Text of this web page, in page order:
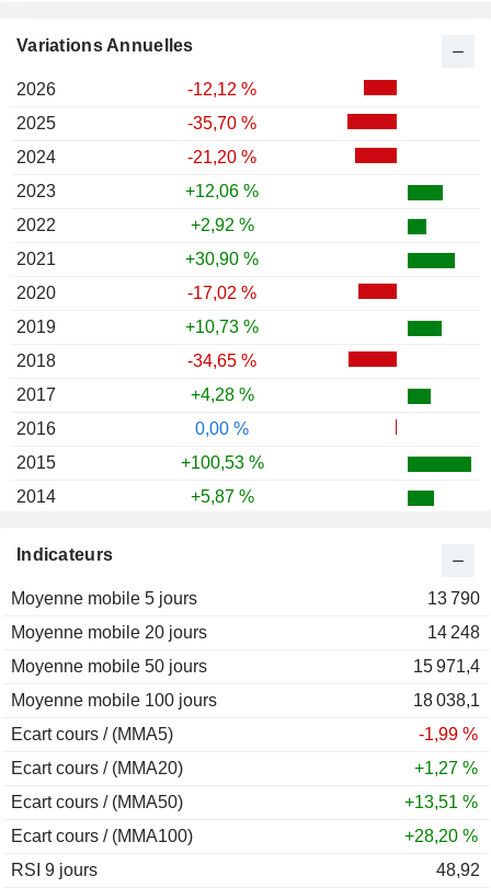
Indicateurs
Moyenne mobile 5 jours
13 790
Moyenne mobile 20 jours
14 248
Moyenne mobile 50 jours
15 971,4
Moyenne mobile 100 jours
18 038,1
Ecart cours / (MMA5)
-1,99 %
Ecart cours / (MMA20)
+1,27 %
Ecart cours / (MMA50)
+13,51 %
Ecart cours / (MMA100)
+28,20 %
RSI 9 jours
48,92
Variations Annuelles
2026
-12,12 %
2025
-35,70 %
2024
-21,20 %
2023
+12,06 %
2022
+2,92 %
2021
+30,90 %
2020
-17,02 %
2019
+10,73 %
2018
-34,65 %
2017
+4,28 %
2016
0,00 %
2015
+100,53 %
2014
+5,87 %
2012
2011
+69,80 %
2010
-19,02 %